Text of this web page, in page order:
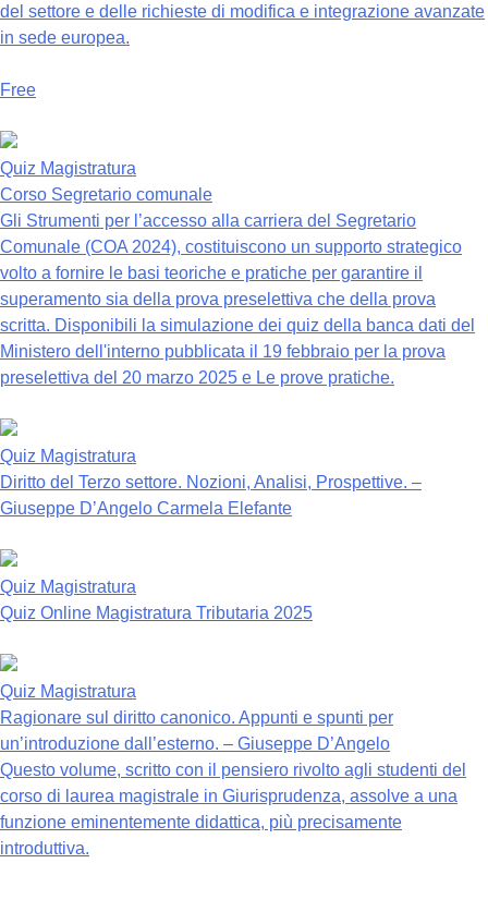
del settore e delle richieste di modifica e integrazione avanzate
in sede europea.
Free
Quiz Magistratura
Corso Segretario comunale
Gli Strumenti per l’accesso alla carriera del Segretario
Comunale (COA 2024), costituiscono un supporto strategico
volto a fornire le basi teoriche e pratiche per garantire il
superamento sia della prova preselettiva che della prova
scritta. Disponibili la simulazione dei quiz della banca dati del
Ministero dell'interno pubblicata il 19 febbraio per la prova
preselettiva del 20 marzo 2025 e Le prove pratiche.
Quiz Magistratura
Diritto del Terzo settore. Nozioni, Analisi, Prospettive. –
Giuseppe D’Angelo Carmela Elefante
Quiz Magistratura
Quiz Online Magistratura Tributaria 2025
Quiz Magistratura
Ragionare sul diritto canonico. Appunti e spunti per
un’introduzione dall’esterno. – Giuseppe D’Angelo
Questo volume, scritto con il pensiero rivolto agli studenti del
corso di laurea magistrale in Giurisprudenza, assolve a una
funzione eminentemente didattica, più precisamente
introduttiva.